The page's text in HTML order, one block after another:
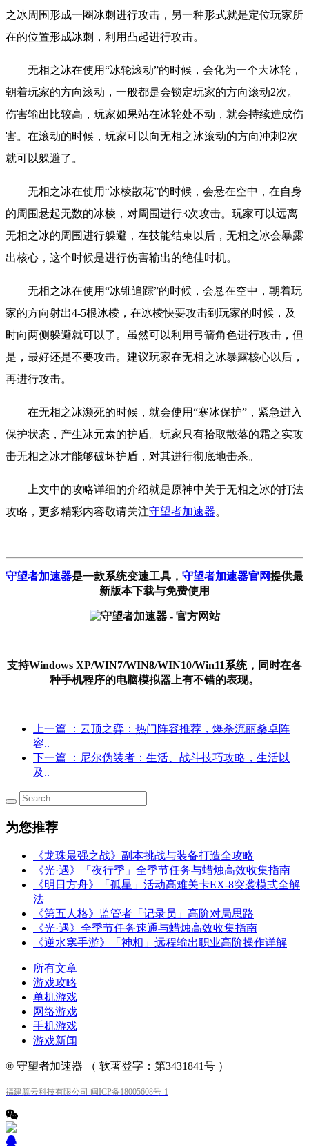
之冰周围形成一圈冰刺进行攻击，另一种形式就是定位玩家所
在的位置形成冰刺，利用凸起进行攻击。
无相之冰在使用“冰轮滚动”的时候，会化为一个大冰轮，
朝着玩家的方向滚动，一般都是会锁定玩家的方向滚动2次。
伤害输出比较高，玩家如果站在冰轮处不动，就会持续造成伤
害。在滚动的时候，玩家可以向无相之冰滚动的方向冲刺2次
就可以躲避了。
无相之冰在使用“冰棱散花”的时候，会悬在空中，在自身
的周围悬起无数的冰棱，对周围进行3次攻击。玩家可以远离
无相之冰的周围进行躲避，在技能结束以后，无相之冰会暴露
出核心，这个时候是进行伤害输出的绝佳时机。
无相之冰在使用“冰锥追踪”的时候，会悬在空中，朝着玩
家的方向射出4-5根冰棱，在冰棱快要攻击到玩家的时候，及
时向两侧躲避就可以了。虽然可以利用弓箭角色进行攻击，但
是，最好还是不要攻击。建议玩家在无相之冰暴露核心以后，
再进行攻击。
在无相之冰濒死的时候，就会使用“寒冰保护”，紧急进入
保护状态，产生冰元素的护盾。玩家只有拾取散落的霜之实攻
击无相之冰才能够破坏护盾，对其进行彻底地击杀。
上文中的攻略详细的介绍就是原神中关于无相之冰的打法
攻略，更多精彩内容敬请关注守望者加速器。
守望者加速器是一款系统变速工具 ， 守望者加速器官网提供最
新版本下载与免费使用
支持Windows XP/WIN7/WIN8/WIN10/Win11系统，同时在各
种手机程序的电脑模拟器上有不错的表现。
上一篇
：云顶之弈：热门阵容推荐，爆杀流丽桑卓阵
容..
下一篇
：尼尔伪装者：生活、战斗技巧攻略，生活以
及..
为您推荐
《龙珠最强之战》副本挑战与装备打造全攻略
《光·遇》「夜行季」全季节任务与蜡烛高效收集指南
《明日方舟》「孤星」活动高难关卡EX-8突袭模式全解
法
《第五人格》监管者「记录员」高阶对局思路
《光·遇》全季节任务速通与蜡烛高效收集指南
《逆水寒手游》「神相」远程输出职业高阶操作详解
所有文章
游戏攻略
单机游戏
网络游戏
手机游戏
游戏新闻
® 守望者加速器 （ 软著登字：第3431841号 ）
福建算云科技有限公司 闽ICP备18005608号-1